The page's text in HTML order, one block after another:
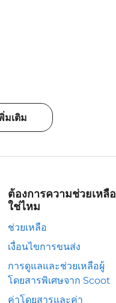
มเติม
ต้องการความช่วยเหลือ
ใช่ไหม
ช่วยเหลือ
เงื่อนไขการขนส่ง
การดูแลและช่วยเหลือผู้
โดยสารพิเศษจาก Scoot
ค่าโดยสารและค่า